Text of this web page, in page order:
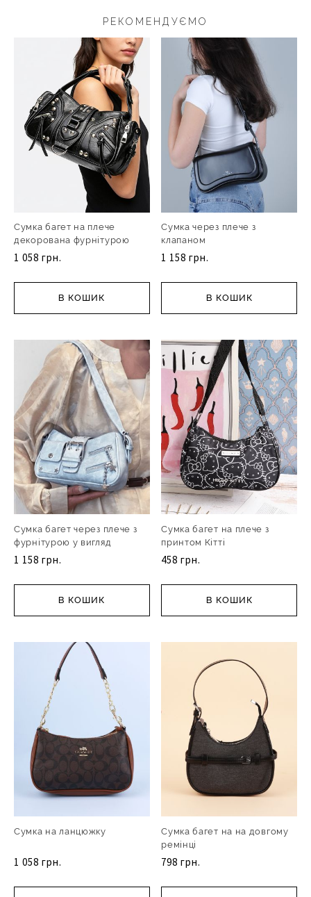
РЕКОМЕНДУЄМО
Сумка багет на плече
декорована фурнітурою
1 058 грн.
В КОШИК
Сумка через плече з
клапаном
1 158 грн.
В КОШИК
Сумка багет через плече з
фурнітурою у вигляд
1 158 грн.
В КОШИК
Сумка багет на плече з
принтом Кітті
458 грн.
В КОШИК
Сумка на ланцюжку
1 058 грн.
Сумка багет на на довгому
ремінці
798 грн.